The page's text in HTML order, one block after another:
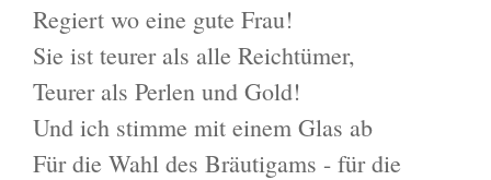
Regiert wo eine gute Frau!
Sie ist teurer als alle Reichtümer,
Teurer als Perlen und Gold!
Und ich stimme mit einem Glas ab
Für die Wahl des Bräutigams - für die